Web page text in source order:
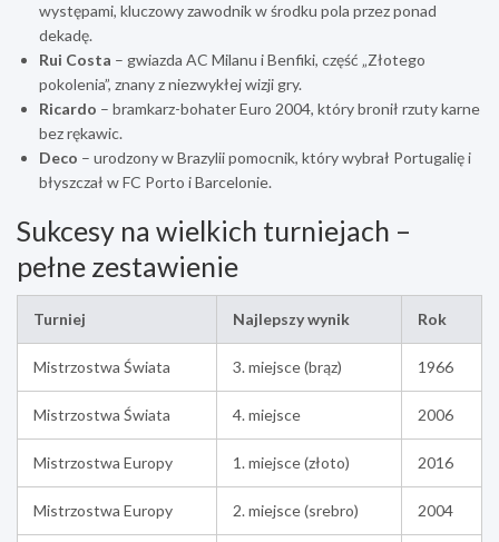
występami, kluczowy zawodnik w środku pola przez ponad
dekadę.
Rui Costa – gwiazda AC Milanu i Benfiki, część „Złotego
pokolenia”, znany z niezwykłej wizji gry.
Ricardo – bramkarz-bohater Euro 2004, który bronił rzuty karne
bez rękawic.
Deco – urodzony w Brazylii pomocnik, który wybrał Portugalię i
błyszczał w FC Porto i Barcelonie.
Sukcesy na wielkich turniejach –
pełne zestawienie
Turniej Najlepszy wynik Rok
Mistrzostwa Świata 3. miejsce (brąz) 1966
Mistrzostwa Świata 4. miejsce 2006
Mistrzostwa Europy 1. miejsce (złoto) 2016
Mistrzostwa Europy 2. miejsce (srebro) 2004